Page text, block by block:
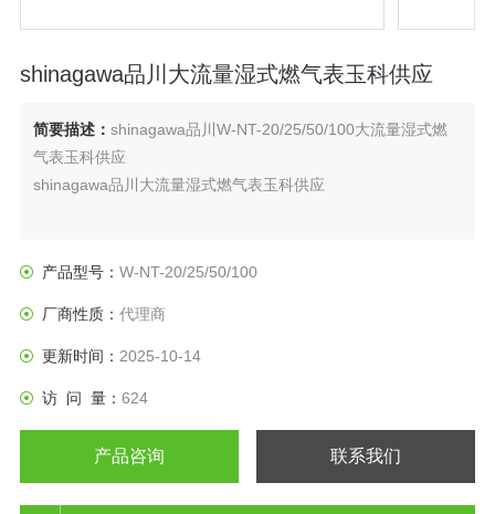
shinagawa品川大流量湿式燃气表玉科供应
简要描述： shinagawa品川W-NT-20/25/50/100大流量湿式燃
气表玉科供应
shinagawa品川大流量湿式燃气表玉科供应
产品型号： W-NT-20/25/50/100
厂商性质： 代理商
更新时间： 2025-10-14
访 问 量： 624
产品咨询 联系我们